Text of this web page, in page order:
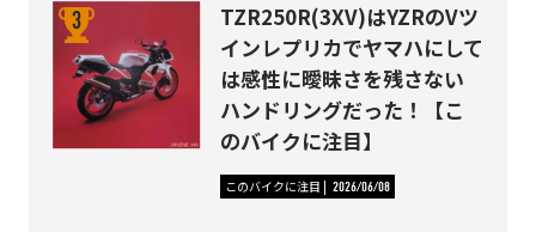
TZR250R(3XV)はYZRのVツ
インレプリカでヤマハにして
は感性に曖昧さを残さない
ハンドリングだった！【こ
のバイクに注目】
このバイクに注目 2026/06/08